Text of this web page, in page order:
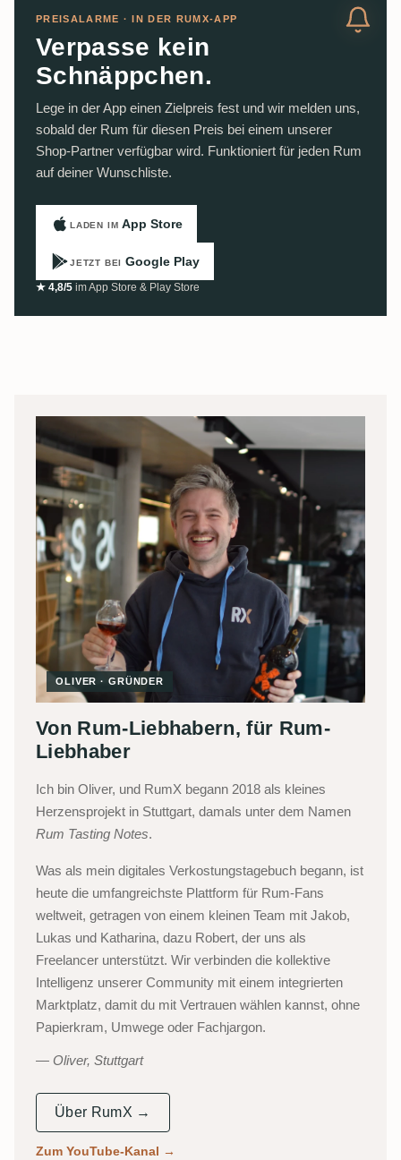
PREISALARME · IN DER RUMX-APP
Verpasse kein
Schnäppchen.
Lege in der App einen Zielpreis fest und wir melden uns,
sobald der Rum für diesen Preis bei einem unserer
Shop-Partner verfügbar wird. Funktioniert für jeden Rum
auf deiner Wunschliste.
LADEN IM App Store
JETZT BEI Google Play
★ 4,8/5 im App Store & Play Store
OLIVER · GRÜNDER
Von Rum-Liebhabern, für Rum-
Liebhaber
Ich bin Oliver, und RumX begann 2018 als kleines
Herzensprojekt in Stuttgart, damals unter dem Namen
Rum Tasting Notes.
Was als mein digitales Verkostungstagebuch begann, ist
heute die umfangreichste Plattform für Rum-Fans
weltweit, getragen von einem kleinen Team mit Jakob,
Lukas und Katharina, dazu Robert, der uns als
Freelancer unterstützt. Wir verbinden die kollektive
Intelligenz unserer Community mit einem integrierten
Marktplatz, damit du mit Vertrauen wählen kannst, ohne
Papierkram, Umwege oder Fachjargon.
Oliver, Stuttgart
Über RumX →
Zum YouTube-Kanal →